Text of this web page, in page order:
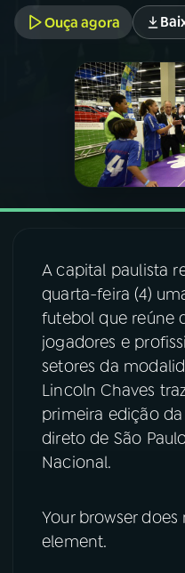
03PROGRAMAÇÃO
PROGRAMAS
PODCASTS
06VIDEOCASTS
07ÚLTIMAS
08FESTIVAL DE
YouTube
Instagram
TikTok
Ouça agora
A capital paulista
quarta-feira (4)
futebol que reúne
jogadores e
setores da
Lincoln Chaves
primeira edição da
direto de São
Nacional.
Your browser
element.